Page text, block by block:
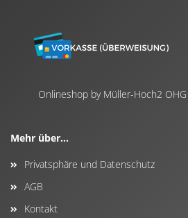
Onlineshop by Müller-Hoch2 OHG
Mehr über...
Privatsphäre und Datenschutz
AGB
Kontakt